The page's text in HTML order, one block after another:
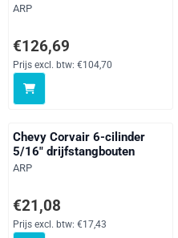
Merk:
ARP
Prijs: 126,69, exclusief btw:
€126,69
Prijs excl. btw: €104,70
Chevy Corvair 6-cilinder
5/16" drijfstangbouten
Merk:
ARP
Prijs: 21,08, exclusief btw: 17,43
€21,08
Prijs excl. btw: €17,43